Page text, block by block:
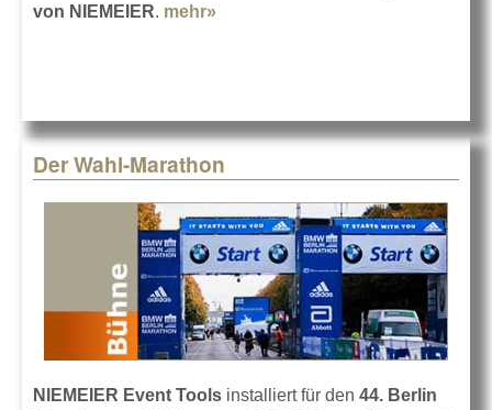
von NIEMEIER. mehr»
Der Wahl-Marathon
NIEMEIER Event Tools installiert für den 44. Berlin